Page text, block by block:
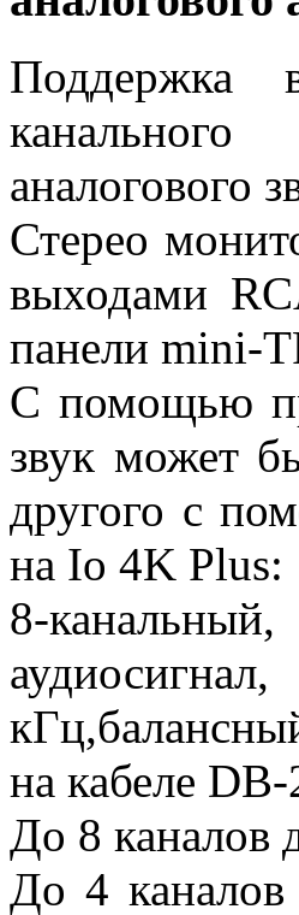
Поддержка
аналогового
Стерео
выходами
панели mini-
С помощью
звук может
другого с
на Io 4K Plus:
8-
на кабеле
До 8 каналов
До 4 каналов